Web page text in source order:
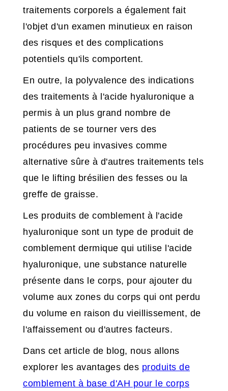
traitements corporels a également fait
l'objet d'un examen minutieux en raison
des risques et des complications
potentiels qu'ils comportent.
En outre, la polyvalence des indications
des traitements à l'acide hyaluronique a
permis à un plus grand nombre de
patients de se tourner vers des
procédures peu invasives comme
alternative sûre à d'autres traitements tels
que le lifting brésilien des fesses ou la
greffe de graisse.
Les produits de comblement à l'acide
hyaluronique sont un type de produit de
comblement dermique qui utilise l'acide
hyaluronique, une substance naturelle
présente dans le corps, pour ajouter du
volume aux zones du corps qui ont perdu
du volume en raison du vieillissement, de
l'affaissement ou d'autres facteurs.
Dans cet article de blog, nous allons
explorer les avantages des produits de
comblement à base d'AH pour le corps